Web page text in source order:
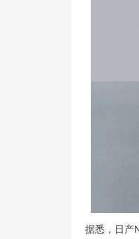
据悉，日产